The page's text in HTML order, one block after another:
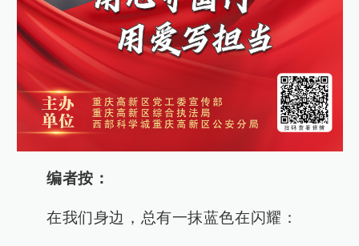
编者按：
在我们身边，总有一抹蓝色在闪耀：